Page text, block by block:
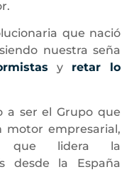
que nació
nuestra seña
y retar lo
a ser el Grupo que
motor empresarial,
que lidera la
desde la España